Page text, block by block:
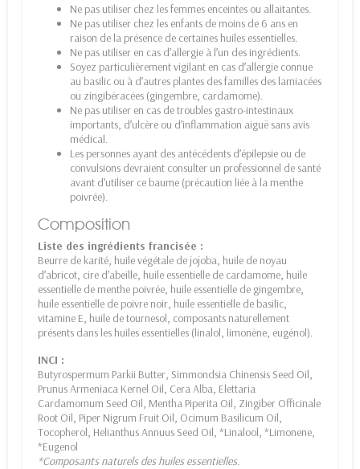
Ne pas utiliser chez les femmes enceintes ou allaitantes.
Ne pas utiliser chez les enfants de moins de 6 ans en
raison de la présence de certaines huiles essentielles.
Ne pas utiliser en cas d’allergie à l’un des ingrédients.
Soyez particulièrement vigilant en cas d’allergie connue
au basilic ou à d’autres plantes des familles des lamiacées
ou zingibéracées (gingembre, cardamome).
Ne pas utiliser en cas de troubles gastro-intestinaux
importants, d’ulcère ou d’inflammation aiguë sans avis
médical.
Les personnes ayant des antécédents d’épilepsie ou de
convulsions devraient consulter un professionnel de santé
avant d’utiliser ce baume (précaution liée à la menthe
poivrée).
Composition
Liste des ingrédients francisée :
Beurre de karité, huile végétale de jojoba, huile de noyau
d’abricot, cire d’abeille, huile essentielle de cardamome, huile
essentielle de menthe poivrée, huile essentielle de gingembre,
huile essentielle de poivre noir, huile essentielle de basilic,
vitamine E, huile de tournesol, composants naturellement
présents dans les huiles essentielles (linalol, limonène, eugénol).
INCI :
Butyrospermum Parkii Butter, Simmondsia Chinensis Seed Oil,
Prunus Armeniaca Kernel Oil, Cera Alba, Elettaria
Cardamomum Seed Oil, Mentha Piperita Oil, Zingiber Officinale
Root Oil, Piper Nigrum Fruit Oil, Ocimum Basilicum Oil,
Tocopherol, Helianthus Annuus Seed Oil, *Linalool, *Limonene,
*Eugenol
*Composants naturels des huiles essentielles.